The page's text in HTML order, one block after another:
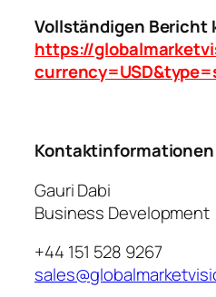
Vollständigen Bericht
https://
Kontaktinformationen
Gauri Dabi
Business Development
+44 151 528 9267